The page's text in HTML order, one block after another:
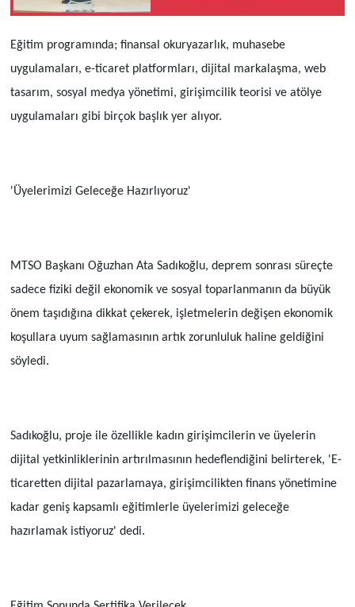
Eğitim programında; finansal okuryazarlık, muhasebe
uygulamaları, e-ticaret platformları, dijital markalaşma, web
tasarım, sosyal medya yönetimi, girişimcilik teorisi ve atölye
uygulamaları gibi birçok başlık yer alıyor.
'Üyelerimizi Geleceğe Hazırlıyoruz'
MTSO Başkanı Oğuzhan Ata Sadıkoğlu, deprem sonrası süreçte
sadece fiziki değil ekonomik ve sosyal toparlanmanın da büyük
önem taşıdığına dikkat çekerek, işletmelerin değişen ekonomik
koşullara uyum sağlamasının artık zorunluluk haline geldiğini
söyledi.
Sadıkoğlu, proje ile özellikle kadın girişimcilerin ve üyelerin
dijital yetkinliklerinin artırılmasının hedeflendiğini belirterek, 'E-
ticaretten dijital pazarlamaya, girişimcilikten finans yönetimine
kadar geniş kapsamlı eğitimlerle üyelerimizi geleceğe
hazırlamak istiyoruz' dedi.